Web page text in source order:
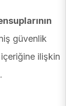
güvenlik
içeriğine ilişkin